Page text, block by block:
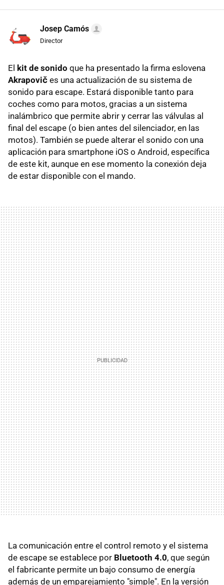
Josep Camós
Director
El kit de sonido que ha presentado la firma eslovena
Akrapovič es una actualización de su sistema de
sonido para escape. Estará disponible tanto para
coches como para motos, gracias a un sistema
inalámbrico que permite abrir y cerrar las válvulas al
final del escape (o bien antes del silenciador, en las
motos). También se puede alterar el sonido con una
aplicación para smartphone iOS o Android, específica
de este kit, aunque en ese momento la conexión deja
de estar disponible con el mando.
La comunicación entre el control remoto y el sistema
de escape se establece por Bluetooth 4.0, que según
el fabricante permite un bajo consumo de energía
además de un emparejamiento "simple". En la versión